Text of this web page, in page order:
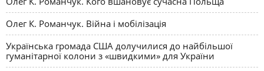
Олег К. Романчук. Війна і мобілізація
Українська громада США долучилися до найбільшої
гуманітарної колони з «швидкими» для України